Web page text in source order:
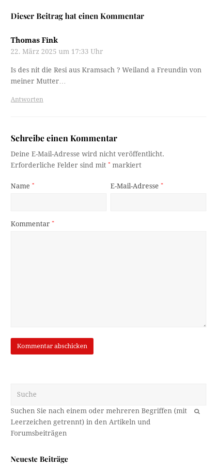
Dieser Beitrag hat einen Kommentar
Thomas Fink
22. März 2025 um 17:33 Uhr
Is des nit die Resi aus Kramsach ? Weiland a Freundin von
meiner Mutter…
Antworten
Schreibe einen Kommentar
Deine E-Mail-Adresse wird nicht veröffentlicht.
Erforderliche Felder sind mit* markiert
Name* E-Mail-Adresse*
Kommentar*
OK
Neueste Beiträge